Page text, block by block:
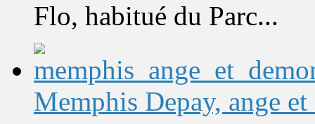
Flo, habitué du Parc...
Memphis Depay, ange et